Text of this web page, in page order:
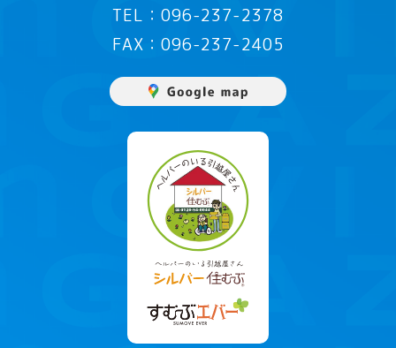
TEL：096-237-2378
FAX：096-237-2405